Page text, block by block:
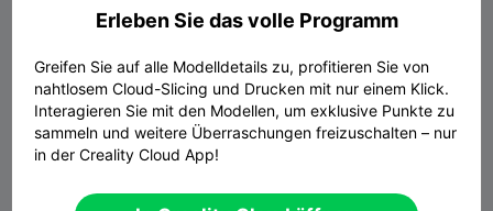
Erleben Sie das volle Programm
Greifen Sie auf alle Modelldetails zu, profitieren Sie von
nahtlosem Cloud-Slicing und Drucken mit nur einem Klick.
Interagieren Sie mit den Modellen, um exklusive Punkte zu
sammeln und weitere Überraschungen freizuschalten – nur
in der Creality Cloud App!